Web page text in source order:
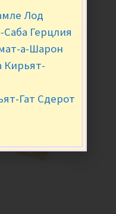
Лод
Герцлия
а-Шарон
Кирьят-
Гат Сдерот